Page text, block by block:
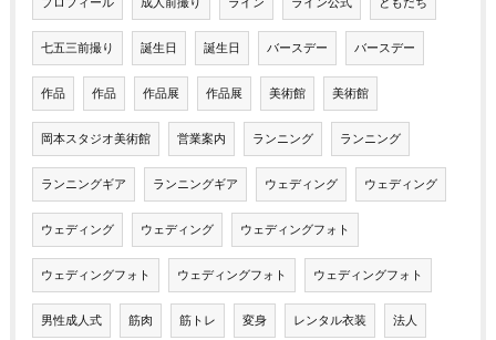
プロフィール 成人前撮り ライン ライン公式 ともだち
七五三前撮り 誕生日 誕生日 バースデー バースデー
作品 作品 作品展 作品展 美術館 美術館
岡本スタジオ美術館 営業案内 ランニング ランニング
ランニングギア ランニングギア ウェディング ウェディング
ウェディング ウェディング ウェディングフォト
ウェディングフォト ウェディングフォト ウェディングフォト
男性成人式 筋肉 筋トレ 変身 レンタル衣装 法人